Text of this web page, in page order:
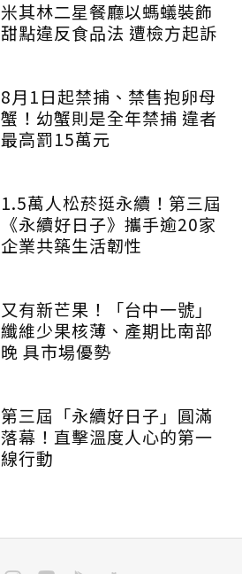
米其林二星餐廳以螞蟻裝飾
甜點違反食品法 遭檢方起訴
8月1日起禁捕、禁售抱卵母
蟹！幼蟹則是全年禁捕 違者
最高罰15萬元
1.5萬人松菸挺永續！第三屆
《永續好日子》攜手逾20家
企業共築生活韌性
又有新芒果！「台中一號」
纖維少果核薄、產期比南部
晚 具市場優勢
第三屆「永續好日子」圓滿
落幕！直擊溫度人心的第一
線行動